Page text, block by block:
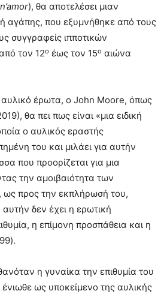
), θα αποτελέσει μιαν
αγάπης, που εξυμνήθηκε από τους
συγγραφείς ιπποτικών
τον 12ο έως τον 15ο αιώνα
αυλικό έρωτα, ο John Moore, όπως
θα πει πως είναι «μια ειδική
ο αυλικός εραστής
του και μιλάει για αυτήν
που προορίζεται για μια
την αμοιβαιότητα των
ως προς την εκπλήρωσή του,
δεν έχει η ερωτική
η επίμονη προσπάθεια και η
η γυναίκα την επιθυμία του
ως υποκείμενο της αυλικής